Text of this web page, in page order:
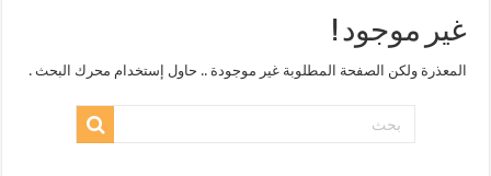
غير موجود !
المعذرة ولكن الصفحة المطلوبة غير موجودة .. حاول إستخدام محرك البحث .